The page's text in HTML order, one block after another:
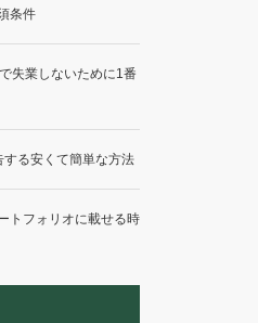
条件
失業しないために1番
る安くて簡単な方法
トフォリオに載せる時